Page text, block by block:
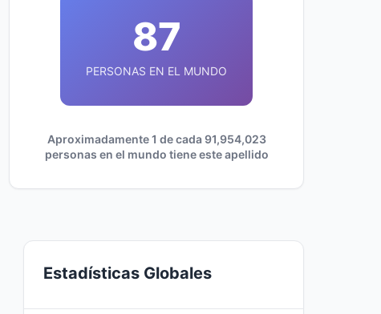
87
PERSONAS EN EL MUNDO
Aproximadamente 1 de cada 91,954,023
personas en el mundo tiene este apellido
Estadísticas Globales